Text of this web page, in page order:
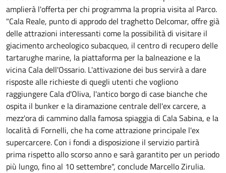
amplierà l'offerta per chi programma la propria visita al Parco.
"Cala Reale, punto di approdo del traghetto Delcomar, offre già
delle attrazioni interessanti come la possibilità di visitare il
giacimento archeologico subacqueo, il centro di recupero delle
tartarughe marine, la piattaforma per la balneazione e la
vicina Cala dell'Ossario. L'attivazione dei bus servirà a dare
risposte alle richieste di quegli utenti che vogliono
raggiungere Cala d'Oliva, l'antico borgo di case bianche che
ospita il bunker e la diramazione centrale dell'ex carcere, a
mezz'ora di cammino dalla famosa spiaggia di Cala Sabina, e la
località di Fornelli, che ha come attrazione principale l'ex
supercarcere. Con i fondi a disposizione il servizio partirà
prima rispetto allo scorso anno e sarà garantito per un periodo
più lungo, fino al 10 settembre", conclude Marcello Zirulia.